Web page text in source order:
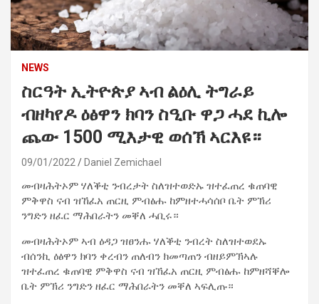
NEWS
ስርዓት ኢትዮጵያ ኣብ ልዕሊ ትግራይ
ብዘካየዶ ዕፅዋን ክባን ስዒቡ ዋጋ ሓደ ኪሎ
ጨው 1500 ሚእታዊ ወሰኽ ኣርእዩ።
09/01/2022 Daniel Zemichael
መብዛሕትኦም ሃለቕቲ ንብረታት ስለዝተወድኡ ዝተፈጠረ ቁጠባዊ
ምቅዋስ ናብ ዝኸፈአ ጠርዚ ምብፅሑ ከምዘተሓሳሰቦ ቤት ምኽሪ
ንግድን ዘፈር ማሕበራትን መቐለ ሓቢሩ።
መብዛሕትኦም ኣብ ዕዳጋ ዝፀንሑ ሃለቕቲ ንብረት ስለዝተወደኡ
ብሰንኪ ዕፅዋን ክባን ቀረብን ጠለብን ክመጣጠን ብዘይምኽኣሉ
ዝተፈጠረ ቁጠባዊ ምቅዋስ ናብ ዝኸፈአ ጠርዚ ምብፅሑ ከምዘሻቐሎ
ቤት ምኽሪ ንግድን ዘፈር ማሕበራትን መቐለ ኣፍሊጡ።